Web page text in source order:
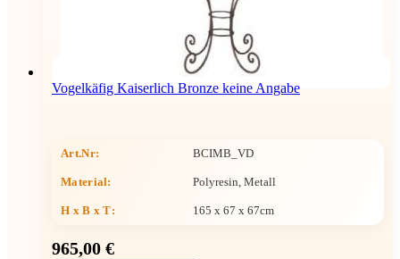
Vogelkäfig Kaiserlich Bronze keine Angabe
Art.Nr: BCIMB_VD
Material: Polyresin, Metall
H x B x T: 165 x 67 x 67cm
965,00 €